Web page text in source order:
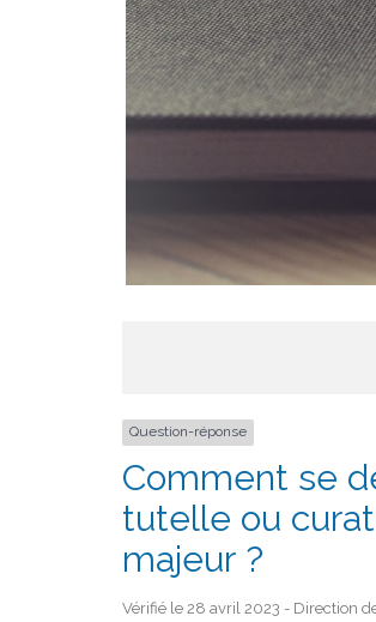
Question-réponse
Comment se
tutelle ou
majeur ?
Vérifié le 28 avril 2023 - Direction